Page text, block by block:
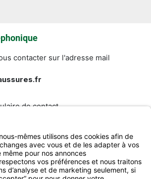
contacter sur l'adresse mail
de contact.
contrat